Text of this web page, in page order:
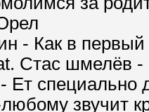
- Как в первый
Стас шмелёв
Ет специально
звучит